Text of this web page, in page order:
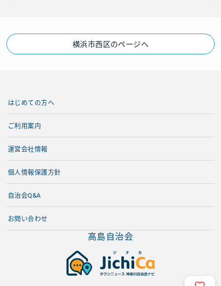
横浜市西区のページへ
高島自治会
はじめての方へ
ご利用案内
運営会社情報
個人情報保護方針
自治会Q&A
お問い合わせ